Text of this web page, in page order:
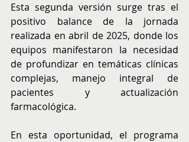
Esta segunda versión surge tras el
positivo balance de la jornada
realizada en abril de 2025, donde los
equipos manifestaron la necesidad
de profundizar en temáticas clínicas
complejas, manejo integral de
pacientes y actualización
farmacológica.
En esta oportunidad, el programa